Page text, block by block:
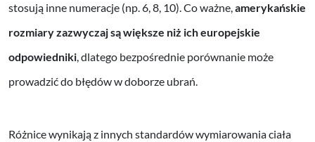
stosują inne numeracje (np. 6, 8, 10). Co ważne,amerykańskie
rozmiary zazwyczaj są większe niż ich europejskie
odpowiedniki, dlatego bezpośrednie porównanie może
prowadzić do błędów w doborze ubrań.
Różnice wynikają z innych standardów wymiarowania ciała